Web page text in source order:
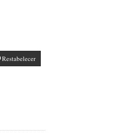
Restabelecer
Buscar